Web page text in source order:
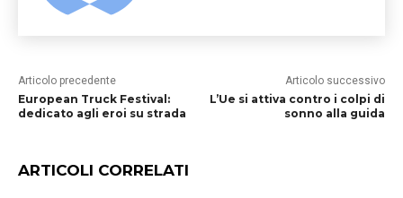
Articolo precedente
European Truck Festival:
dedicato agli eroi su strada
Articolo successivo
L’Ue si attiva contro i colpi di
sonno alla guida
ARTICOLI CORRELATI